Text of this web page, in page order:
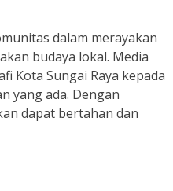
dalam merayakan
budaya lokal. Media
Kota Sungai Raya kepada
yang ada. Dengan
dapat bertahan dan